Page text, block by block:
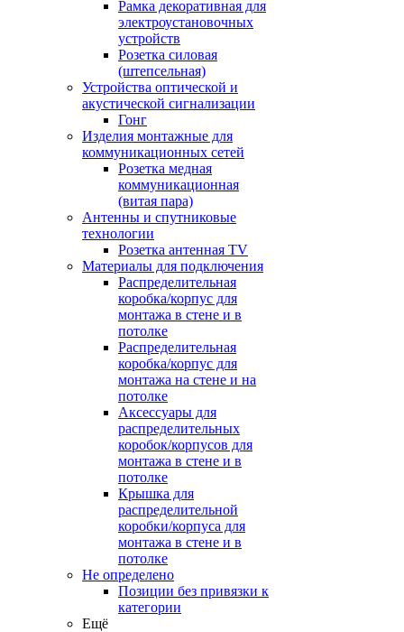
Рамка декоративная для
электроустановочных
устройств
Розетка силовая
(штепсельная)
Устройства оптической и
акустической сигнализации
Гонг
Изделия монтажные для
коммуникационных сетей
Розетка медная
коммуникационная
(витая пара)
Антенны и спутниковые
технологии
Розетка антенная TV
Материалы для подключения
Распределительная
коробка/корпус для
монтажа в стене и в
потолке
Распределительная
коробка/корпус для
монтажа на стене и на
потолке
Аксессуары для
распределительных
коробок/корпусов для
монтажа в стене и в
потолке
Крышка для
распределительной
коробки/корпуса для
монтажа в стене и в
потолке
Не определено
Позиции без привязки к
категории
Ещё